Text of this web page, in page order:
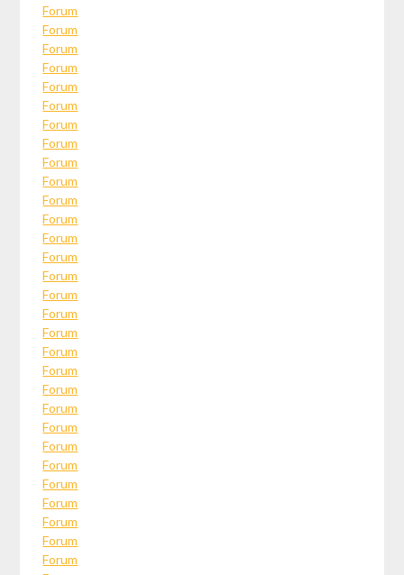
Forum
Forum
Forum
Forum
Forum
Forum
Forum
Forum
Forum
Forum
Forum
Forum
Forum
Forum
Forum
Forum
Forum
Forum
Forum
Forum
Forum
Forum
Forum
Forum
Forum
Forum
Forum
Forum
Forum
Forum